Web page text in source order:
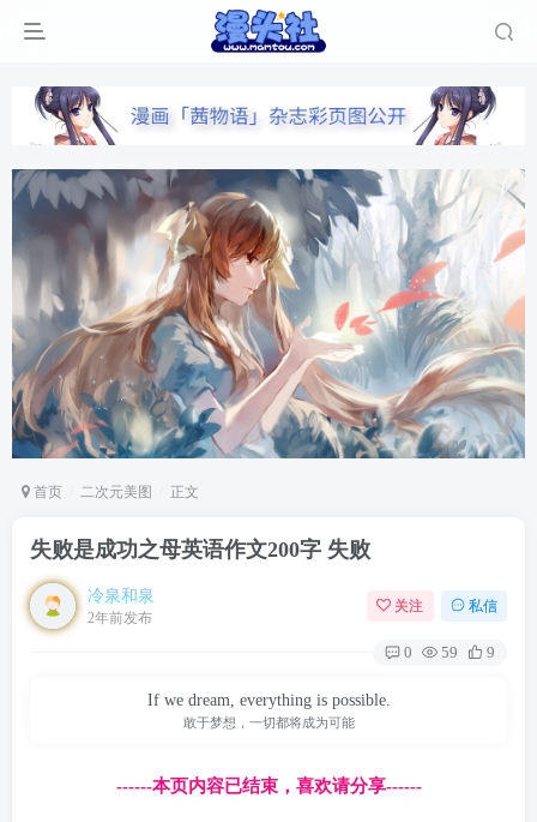
首页 二次元美图 正文
失败是成功之母英语作文200字 失败
冷泉和泉
2年前发布
关注 私信
0 59 9
If we dream, everything is possible.
敢于梦想，一切都将成为可能
------本页内容已结束，喜欢请分享------